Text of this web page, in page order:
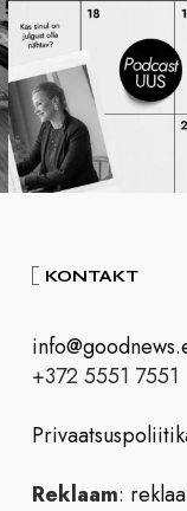
KONTAKT
+372 5551 7551
Reklaam: